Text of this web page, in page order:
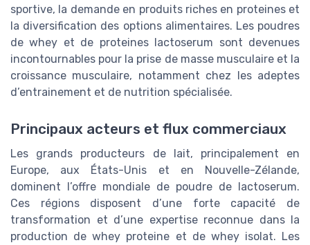
sportive, la demande en produits riches en proteines et
la diversification des options alimentaires. Les poudres
de whey et de proteines lactoserum sont devenues
incontournables pour la prise de masse musculaire et la
croissance musculaire, notamment chez les adeptes
d’entrainement et de nutrition spécialisée.
Principaux acteurs et flux commerciaux
Les grands producteurs de lait, principalement en
Europe, aux États-Unis et en Nouvelle-Zélande,
dominent l’offre mondiale de poudre de lactoserum.
Ces régions disposent d’une forte capacité de
transformation et d’une expertise reconnue dans la
production de whey proteine et de whey isolat. Les